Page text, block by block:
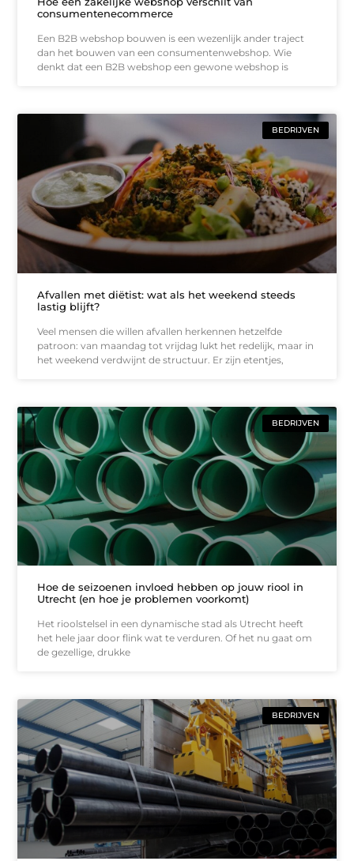
consumentenecommerce
Een B2B webshop bouwen is een wezenlijk ander traject
dan het bouwen van een consumentenwebshop. Wie
denkt dat een B2B webshop een gewone webshop is
BEDRIJVEN
Afvallen met diëtist: wat als het weekend steeds
lastig blijft?
Veel mensen die willen afvallen herkennen hetzelfde
patroon: van maandag tot vrijdag lukt het redelijk, maar in
het weekend verdwijnt de structuur. Er zijn etentjes,
BEDRIJVEN
Hoe de seizoenen invloed hebben op jouw riool in
Utrecht (en hoe je problemen voorkomt)
Het rioolstelsel in een dynamische stad als Utrecht heeft
het hele jaar door flink wat te verduren. Of het nu gaat om
de gezellige, drukke
BEDRIJVEN